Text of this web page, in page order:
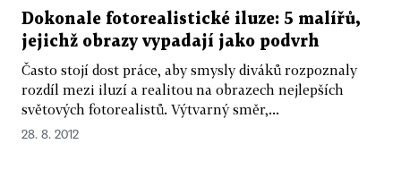
Dokonale fotorealistické iluze: 5 malířů,
jejichž obrazy vypadají jako podvrh
Často stojí dost práce, aby smysly diváků rozpoznaly
rozdíl mezi iluzí a realitou na obrazech nejlepších
světových fotorealistů. Výtvarný směr,...
28. 8. 2012